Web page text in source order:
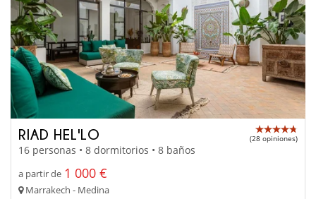
RIAD HEL'LO (28 opiniones)
16 personas • 8 dormitorios • 8 baños
a partir de 1 000 €
Marrakech - Medina